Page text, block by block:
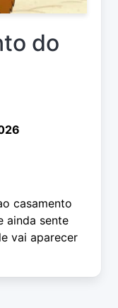
do
casamento
ainda sente
vai aparecer